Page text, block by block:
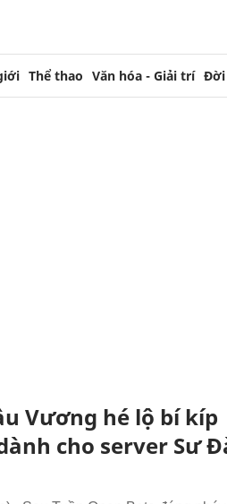
Thể thao Văn hóa - Giải trí Đời
Vương hé lộ bí kíp
cho server Sư